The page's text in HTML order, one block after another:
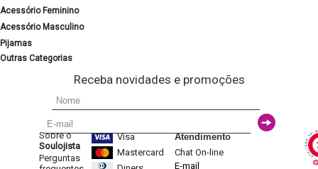
Acessório Feminino
Acessório Masculino
Pijamas
Outras Categorias
Receba novidades e promoções
Sobre o
Soulojista
Perguntas
Visa
Mastercard
Atendimento
Chat On-line
E-mail